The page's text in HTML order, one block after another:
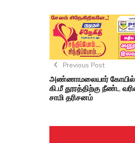
Previous Post
அண்ணாமலையார் கோயில்
கி.மீ தூரத்திற்கு நீண்ட
சாமி தரிசனம்